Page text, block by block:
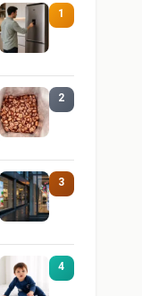
1
2
3
4